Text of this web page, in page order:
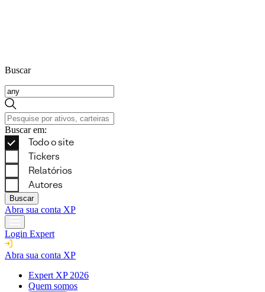
Buscar
Buscar em:
Buscar
Abra sua conta XP
Login Expert
Abra sua conta XP
Expert XP 2026
Quem somos